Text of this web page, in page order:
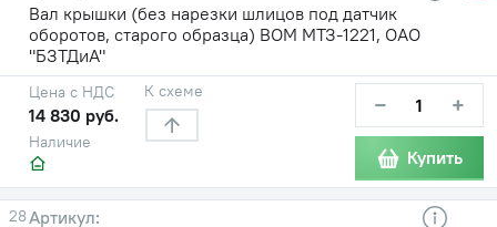
Вал крышки (без нарезки шлицов под датчик
оборотов, старого образца) ВОМ МТЗ-1221, ОАО
"БЗТДиА"
Наличие
Цена с НДС
14 830 руб.
К схеме − +
Купить
28